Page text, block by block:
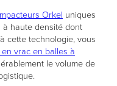
Orkel uniques
haute densité dont
cette technologie, vous
vrac en balles à
le volume de